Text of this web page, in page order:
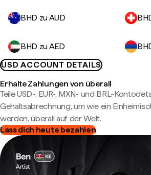
BHD zu AUD
BHD zu AED
USD ACCOUNT DETAILS
Erhalte Zahlungen von überall
Teile USD-, EUR-, MXN- und BRL-
Gehaltsabrechnung, um wie ein
werden, überall auf der Welt.
Lass dich heute bezahlen